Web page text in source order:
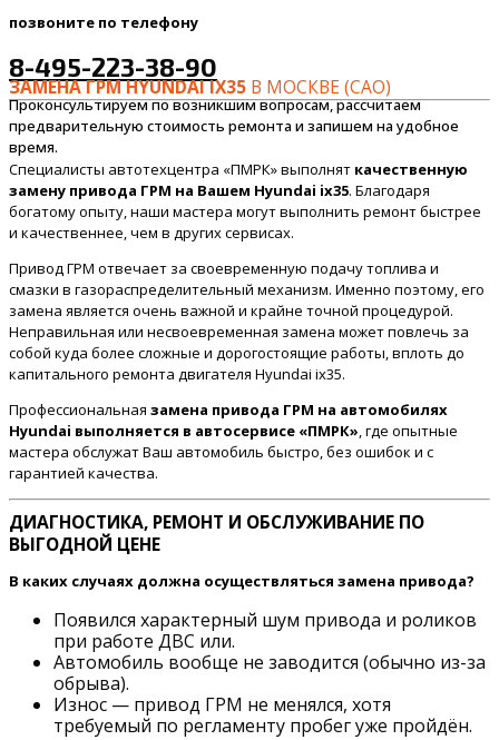
позвоните по телефону
8-495-223-38-90
Проконсультируем по возникшим вопросам, рассчитаем
предварительную стоимость ремонта и запишем на удобное
время.
ЗАМЕНА ГРМ HYUNDAI IX35 В МОСКВЕ (САО)
Специалисты автотехцентра «ПМРК» выполнят качественную
замену привода ГРМ на Вашем Hyundai ix35. Благодаря
богатому опыту, наши мастера могут выполнить ремонт быстрее
и качественнее, чем в других сервисах.
Привод ГРМ отвечает за своевременную подачу топлива и
смазки в газораспределительный механизм. Именно поэтому, его
замена является очень важной и крайне точной процедурой.
Неправильная или несвоевременная замена может повлечь за
собой куда более сложные и дорогостоящие работы, вплоть до
капитального ремонта двигателя Hyundai ix35.
Профессиональная замена привода ГРМ на автомобилях
Hyundai выполняется в автосервисе «ПМРК», где опытные
мастера обслужат Ваш автомобиль быстро, без ошибок и с
гарантией качества.
ДИАГНОСТИКА, РЕМОНТ И ОБСЛУЖИВАНИЕ ПО
ВЫГОДНОЙ ЦЕНЕ
В каких случаях должна осуществляться замена привода?
Появился характерный шум привода и роликов
при работе ДВС или.
Автомобиль вообще не заводится (обычно из-за
обрыва).
Износ — привод ГРМ не менялся, хотя
требуемый по регламенту пробег уже пройдён.